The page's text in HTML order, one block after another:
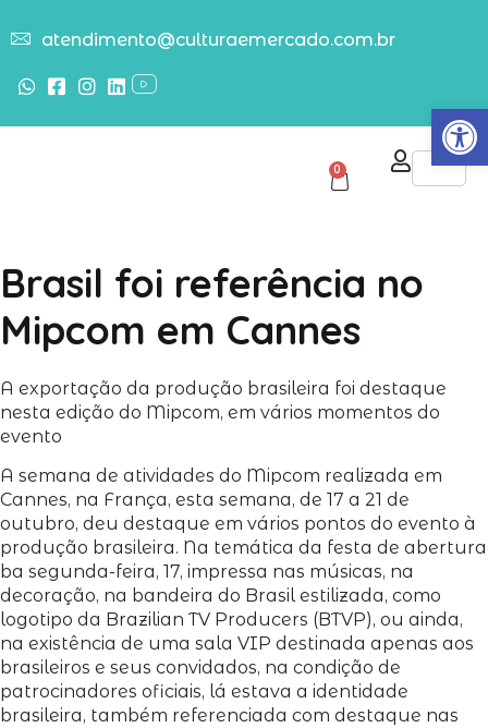
Abrir
atendimento@culturaemercado.com.br
0
Brasil foi referência no
Mipcom em Cannes
A exportação da produção brasileira foi destaque
nesta edição do Mipcom, em vários momentos do
evento
A semana de atividades do Mipcom realizada em
Cannes, na França, esta semana, de 17 a 21 de
outubro, deu destaque em vários pontos do evento à
produção brasileira. Na temática da festa de abertura
ba segunda-feira, 17, impressa nas músicas, na
decoração, na bandeira do Brasil estilizada, como
logotipo da Brazilian TV Producers (BTVP), ou ainda,
na existência de uma sala VIP destinada apenas aos
brasileiros e seus convidados, na condição de
patrocinadores oficiais, lá estava a identidade
brasileira, também referenciada com destaque nas